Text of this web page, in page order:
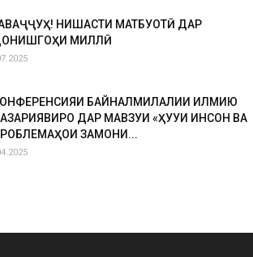
НИШАСТИ МАТБУОТӢ ДАР
МИЛЛӢ
БАЙНАЛМИЛАЛИИ ИЛМИЮ
ДАР МАВЗУИ «ҲУҚУҚИ ИНСОН ВА
ЗАМОНИ...